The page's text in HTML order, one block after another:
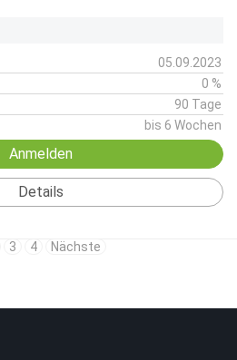
05.09.2023
0 %
90 Tage
bis 6 Wochen
Anmelden
Details
3 4 Nächste